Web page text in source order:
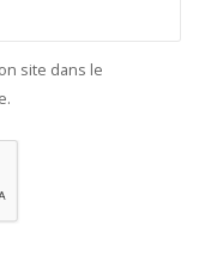
site dans le